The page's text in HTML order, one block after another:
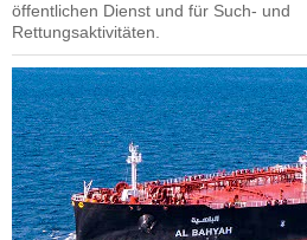
öffentlichen Dienst und für Such- und
Rettungsaktivitäten.